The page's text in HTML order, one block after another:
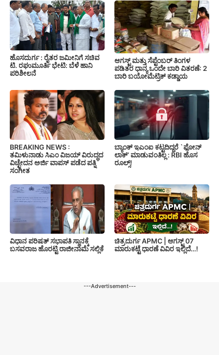
ಹೊಸದುರ್ಗ : ರೈತರ ಜಮೀನಿಗೆ ಸಚಿವ
ಟಿ. ರಘುಮೂರ್ತಿ ಭೇಟಿ: ಬೆಳೆ ಹಾನಿ
ಪರಿಶೀಲನೆ
ಆಗಸ್ಟ್ ಮತ್ತು ಸೆಪ್ಟೆಂಬರ್ ತಿಂಗಳ
ಪಡಿತರ ಧಾನ್ಯ ಒಂದೇ ಬಾರಿ ವಿತರಣೆ: 2
ಬಾರಿ ಬಯೋಮೆಟ್ರಿಕ್ ಕಡ್ಡಾಯ
BREAKING NEWS :
ತಮಿಳುನಾಡು ಸಿಎಂ ವಿಜಯ್ ವಿರುದ್ಧದ
ವಿಚ್ಛೇದನ ಅರ್ಜಿ ವಾಪಸ್ ಪಡೆದ ಪತ್ನಿ
ಸಂಗೀತ
ಬ್ಯಾಂಕ್ ಇಎಂಐ ಕಟ್ಟದಿದ್ದರೆ `ಫೋನ್
ಲಾಕ್’ ಮಾಡುವಂತಿಲ್ಲ : RBI ಹೊಸ
ರೂಲ್ಸ್!
ವಿಧಾನ ಪರಿಷತ್‌ ಸಭಾಪತಿ ಸ್ಥಾನಕ್ಕೆ
ಬಸವರಾಜ ಹೊರಟ್ಟಿ ರಾಜೀನಾಮೆ ಸಲ್ಲಿಕೆ
ಚಿತ್ರದುರ್ಗ APMC | ಆಗಸ್ಟ್ 07
ಮಾರುಕಟ್ಟೆ ಧಾರಣೆ ವಿವಿರ ಇಲ್ಲಿದೆ…!
---Advertisement---